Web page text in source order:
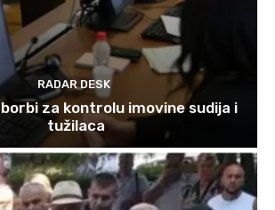
RADAR DESK
borbi za kontrolu imovine sudija i
tužilaca